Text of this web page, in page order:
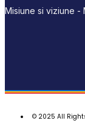
Misiune si viziune -
© 2025 All